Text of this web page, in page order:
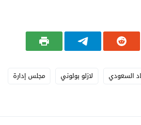
السعودي لازلو بولوني
مجلس إدارة